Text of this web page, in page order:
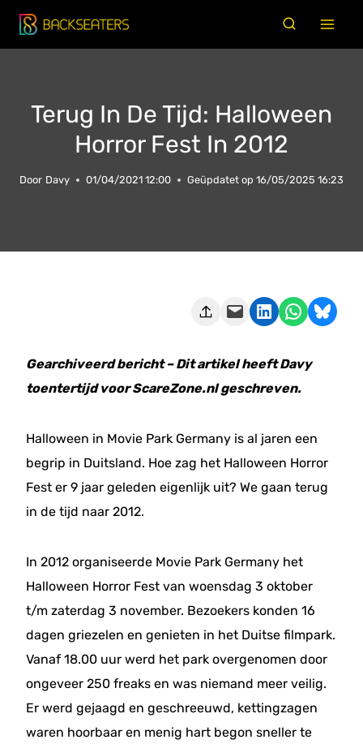
Doorgaan
naar
Terug In De Tijd: Halloween
Horror Fest In 2012
Door Davy 01/04/2021 12:00 Geüpdatet op 16/05/2025 16:23
Deze pagina e-mailen Delen op LinkedIn Delen via WhatsApp Share on Bluesky
Gearchiveerd bericht – Dit artikel heeft Davy
toentertijd voor ScareZone.nl geschreven.
Halloween in Movie Park Germany is al jaren een
begrip in Duitsland. Hoe zag het Halloween Horror
Fest er 9 jaar geleden eigenlijk uit? We gaan terug
in de tijd naar 2012.
In 2012 organiseerde Movie Park Germany het
Halloween Horror Fest van woensdag 3 oktober
t/m zaterdag 3 november. Bezoekers konden 16
dagen griezelen en genieten in het Duitse filmpark.
Vanaf 18.00 uur werd het park overgenomen door
ongeveer 250 freaks en was niemand meer veilig.
Er werd gejaagd en geschreeuwd, kettingzagen
waren hoorbaar en menig hart begon sneller te